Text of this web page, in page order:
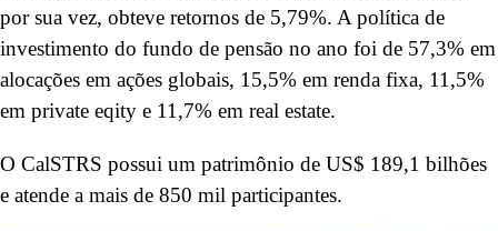
por sua vez, obteve retornos de 5,79%. A política de
investimento do fundo de pensão no ano foi de 57,3% em
alocações em ações globais, 15,5% em renda fixa, 11,5%
em private eqity e 11,7% em real estate.
O CalSTRS possui um patrimônio de US$ 189,1 bilhões
e atende a mais de 850 mil participantes.